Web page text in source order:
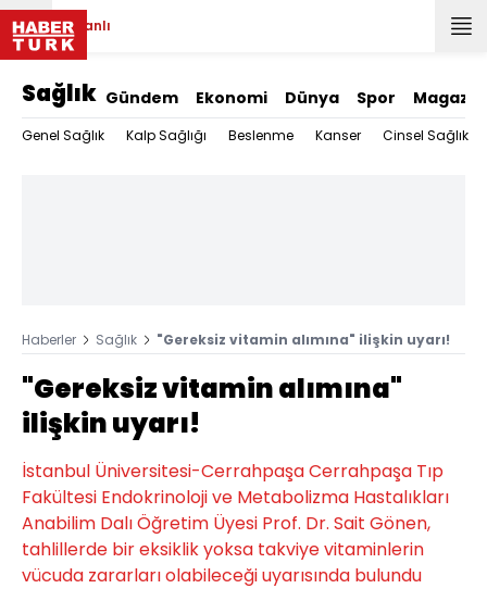
Canlı
Sağlık Gündem Ekonomi Dünya Spor Magazin
Genel Sağlık Kalp Sağlığı Beslenme Kanser Cinsel Sağlık
Haberler Sağlık "Gereksiz vitamin alımına" ilişkin uyarı!
"Gereksiz vitamin alımına"
ilişkin uyarı!
İstanbul Üniversitesi-Cerrahpaşa Cerrahpaşa Tıp
Fakültesi Endokrinoloji ve Metabolizma Hastalıkları
Anabilim Dalı Öğretim Üyesi Prof. Dr. Sait Gönen,
tahlillerde bir eksiklik yoksa takviye vitaminlerin
vücuda zararları olabileceği uyarısında bulundu